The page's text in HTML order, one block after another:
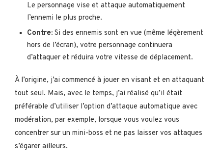
Le personnage vise et attaque automatiquement
l’ennemi le plus proche.
Contre: Si des ennemis sont en vue (même légèrement
hors de l’écran), votre personnage continuera
d’attaquer et réduira votre vitesse de déplacement.
À l’origine, j’ai commencé à jouer en visant et en attaquant
tout seul. Mais, avec le temps, j’ai réalisé qu’il était
préférable d’utiliser l’option d’attaque automatique avec
modération, par exemple, lorsque vous voulez vous
concentrer sur un mini-boss et ne pas laisser vos attaques
s’égarer ailleurs.